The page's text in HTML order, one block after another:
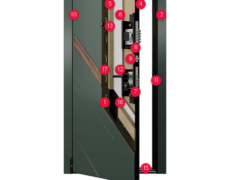
1
2
4
5
6
7
8
9
10
11
12
13
15
16
17